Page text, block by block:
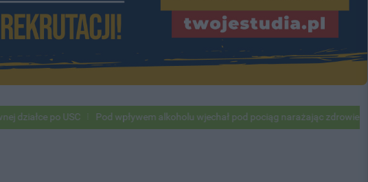
po USC Pod wpływem alkoholu wjechał pod pociąg narażając zdrowie i życie ok